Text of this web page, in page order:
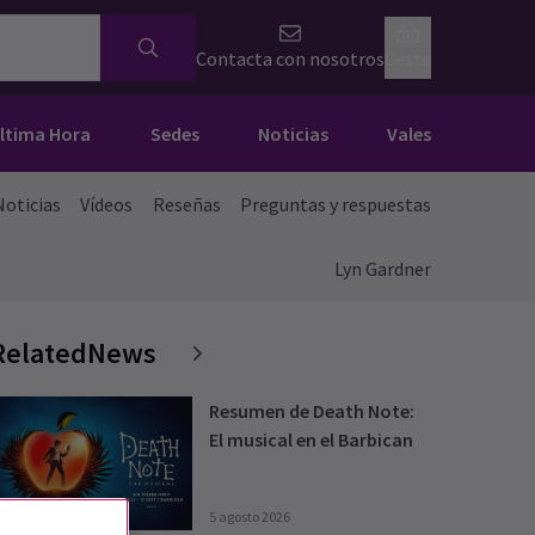
Contacta con nosotros
Hora Sedes Noticias Vales
Vídeos Reseñas Preguntas y respuestas
Lyn Gardner
Resumen de Death Note:
El musical en el Barbican
5 agosto 2026